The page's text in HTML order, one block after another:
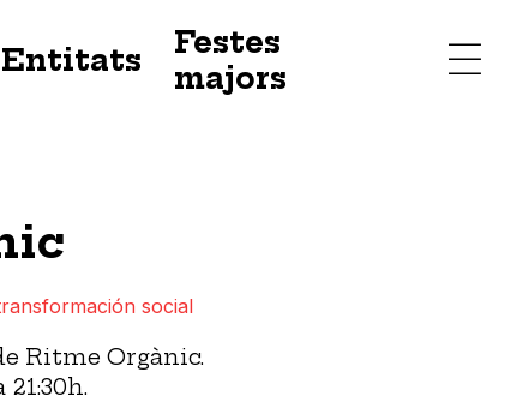
Entitats
Festes
majors
social
Ritme Orgànic.